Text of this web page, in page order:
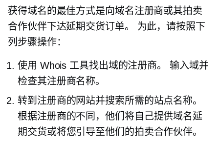
获得域名的最佳方式是向域名注册商或其拍卖
合作伙伴下达延期交货订单。 为此，请按照下
列步骤操作：
使用 Whois 工具找出域的注册商。 输入域并
检查其注册商名称。
转到注册商的网站并搜索所需的站点名称。
根据注册商的不同，他们将自己提供域名延
期交货或将您引导至他们的拍卖合作伙伴。